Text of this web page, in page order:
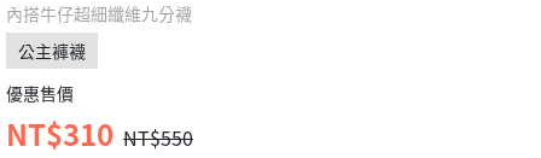
內搭牛仔超細纖維九分襪
公主褲襪
優惠售價
NT$310 NT$550